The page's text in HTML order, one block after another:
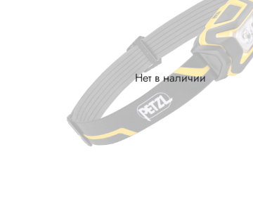
Нет в наличии